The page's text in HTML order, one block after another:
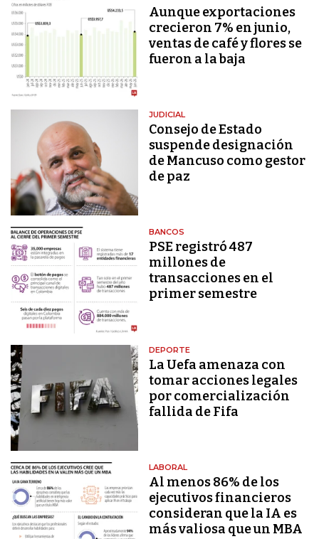
Aunque exportaciones
crecieron 7% en junio,
ventas de café y flores se
fueron a la baja
JUDICIAL
Consejo de Estado
suspende designación
de Mancuso como gestor
de paz
BANCOS
PSE registró 487
millones de
transacciones en el
primer semestre
DEPORTE
La Uefa amenaza con
tomar acciones legales
por comercialización
fallida de Fifa
LABORAL
Al menos 86% de los
ejecutivos financieros
consideran que la IA es
más valiosa que un MBA